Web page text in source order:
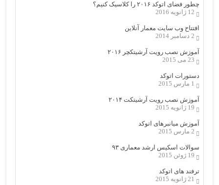
چطور فضای اتوکد ۲۰۱۶ را کلاسیک کنیم؟
12 ژانویه 2016
افتتاح وب سایت معمار آنلاین
2 دسامبر 2014
آموزش نصب رویت آرشیتکچر ۲۰۱۶
23 می 2015
دستورات اتوکد
1 مارس 2015
آموزش نصب رویت آرشیتکت ۲۰۱۴
19 ژانویه 2015
آموزش میانبرهای اتوکد
2 مارس 2015
سوالات اسکیس ارشد معماری ۹۳
19 ژوئن 2015
ترفند های اتوکد
21 ژانویه 2015